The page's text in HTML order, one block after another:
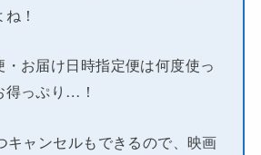
！
・お届け日時指定便は何度使っ
得っぷり…！
キャンセルもできるので、映画